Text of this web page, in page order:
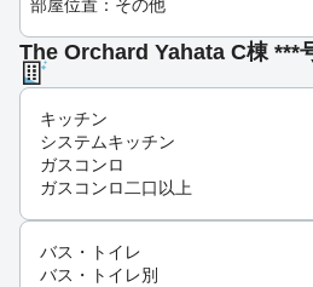
部屋位置：その他
The Orchard Yahata C棟 ***
キッチン
システムキッチン
ガスコンロ
ガスコンロ二口以上
バス・トイレ
バス・トイレ別